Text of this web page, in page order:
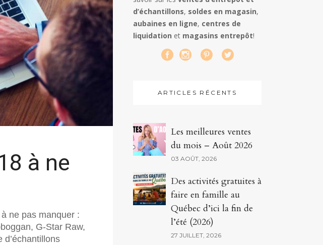
à ne
ne pas manquer :
G-Star Raw,
d’échantillons, soldes en magasin,
aubaines en ligne, centres de
liquidation et magasins entrepôt!
ARTICLES RÉCENTS
Les meilleures ventes
du mois – Août 2026
03 AOÛT, 2026
Des activités gratuites à
faire en famille au
Québec d’ici la fin de
l’été (2026)
27 JUILLET, 2026